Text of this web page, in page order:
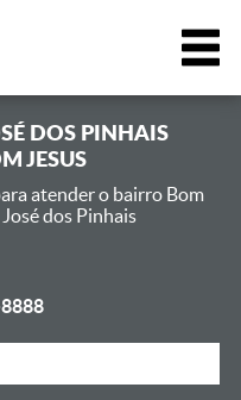
DOS PINHAIS
JESUS
atender o bairro Bom
dos Pinhais